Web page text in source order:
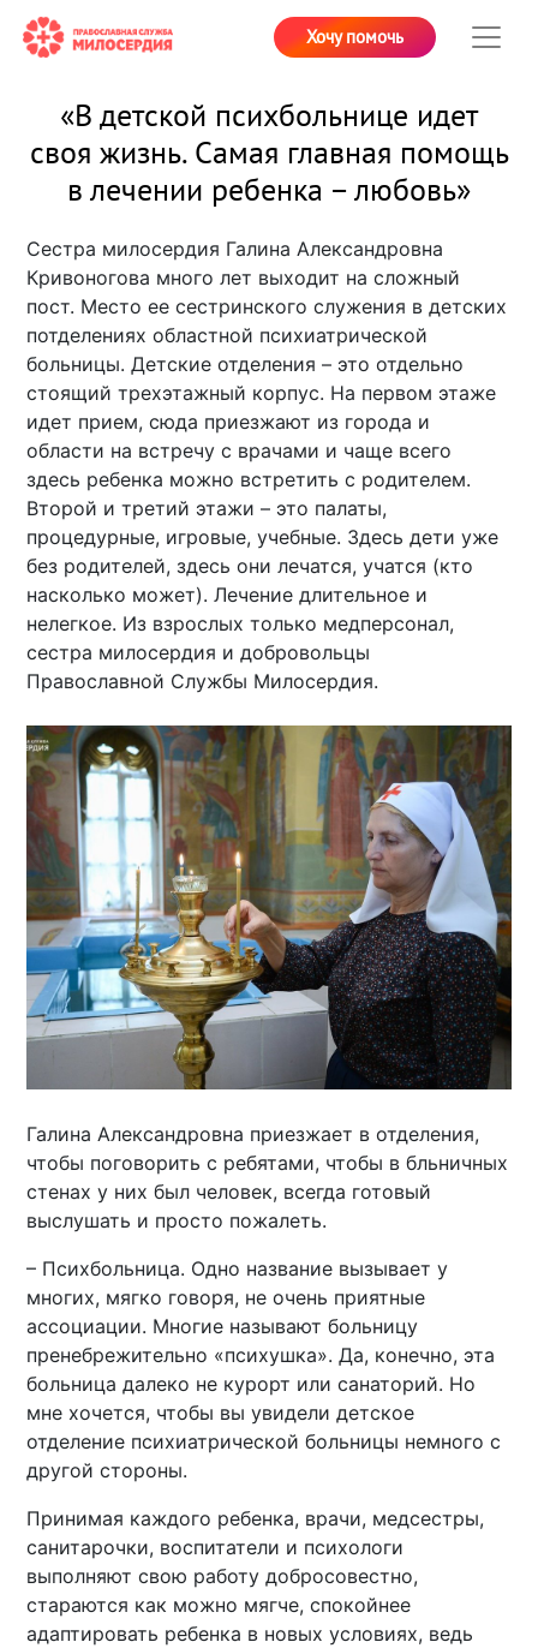
Хочу помочь
«В детской психбольнице идет
своя жизнь. Самая главная помощь
в лечении ребенка – любовь»
Сестра милосердия Галина Александровна
Кривоногова много лет выходит на сложный
пост. Место ее сестринского служения в детских
потделениях областной психиатрической
больницы. Детские отделения – это отдельно
стоящий трехэтажный корпус. На первом этаже
идет прием, сюда приезжают из города и
области на встречу с врачами и чаще всего
здесь ребенка можно встретить с родителем.
Второй и третий этажи – это палаты,
процедурные, игровые, учебные. Здесь дети уже
без родителей, здесь они лечатся, учатся (кто
насколько может). Лечение длительное и
нелегкое. Из взрослых только медперсонал,
сестра милосердия и добровольцы
Православной Службы Милосердия.
Галина Александровна приезжает в отделения,
чтобы поговорить с ребятами, чтобы в бльничных
стенах у них был человек, всегда готовый
выслушать и просто пожалеть.
– Психбольница. Одно название вызывает у
многих, мягко говоря, не очень приятные
ассоциации. Многие называют больницу
пренебрежительно «психушка». Да, конечно, эта
больница далеко не курорт или санаторий. Но
мне хочется, чтобы вы увидели детское
отделение психиатрической больницы немного с
другой стороны.
Принимая каждого ребенка, врачи, медсестры,
санитарочки, воспитатели и психологи
выполняют свою работу добросовестно,
стараются как можно мягче, спокойнее
адаптировать ребенка в новых условиях, ведь